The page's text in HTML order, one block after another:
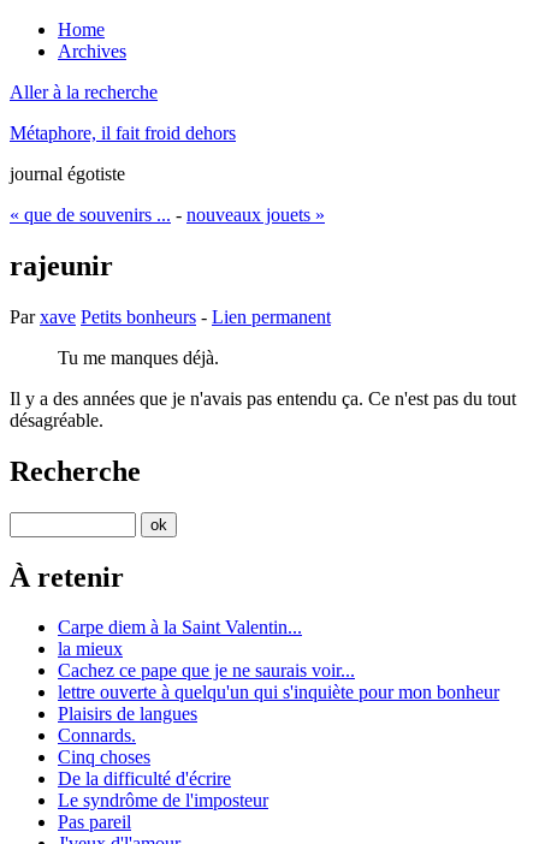
Home
Archives
Aller à la recherche
Métaphore, il fait froid dehors
journal égotiste
« que de souvenirs ... - nouveaux jouets »
rajeunir
Parxave Petits bonheurs - Lien permanent
Tu me manques déjà.
Il y a des années que je n'avais pas entendu ça. Ce n'est pas du tout
désagréable.
Recherche
À retenir
Carpe diem à la Saint Valentin...
la mieux
Cachez ce pape que je ne saurais voir...
lettre ouverte à quelqu'un qui s'inquiète pour mon bonheur
Plaisirs de langues
Connards.
Cinq choses
De la difficulté d'écrire
Le syndrôme de l'imposteur
Pas pareil